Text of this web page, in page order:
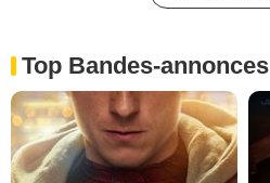
Top Bandes-annonces